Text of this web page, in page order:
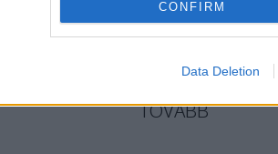
CONFIRM
Data Deletion
TOVÁBB